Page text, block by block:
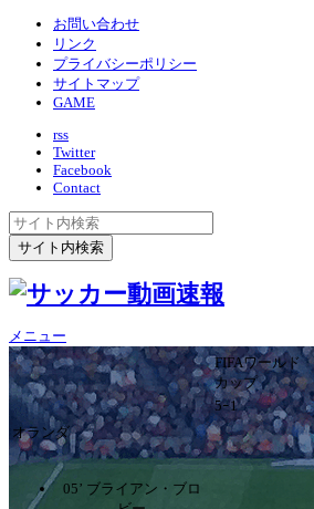
お問い合わせ
リンク
プライバシーポリシー
サイトマップ
GAME
rss
Twitter
Facebook
Contact
メニュー
FIFAワールド
カップ
5ｰ1
オランダ
05’ ブライアン・ブロ